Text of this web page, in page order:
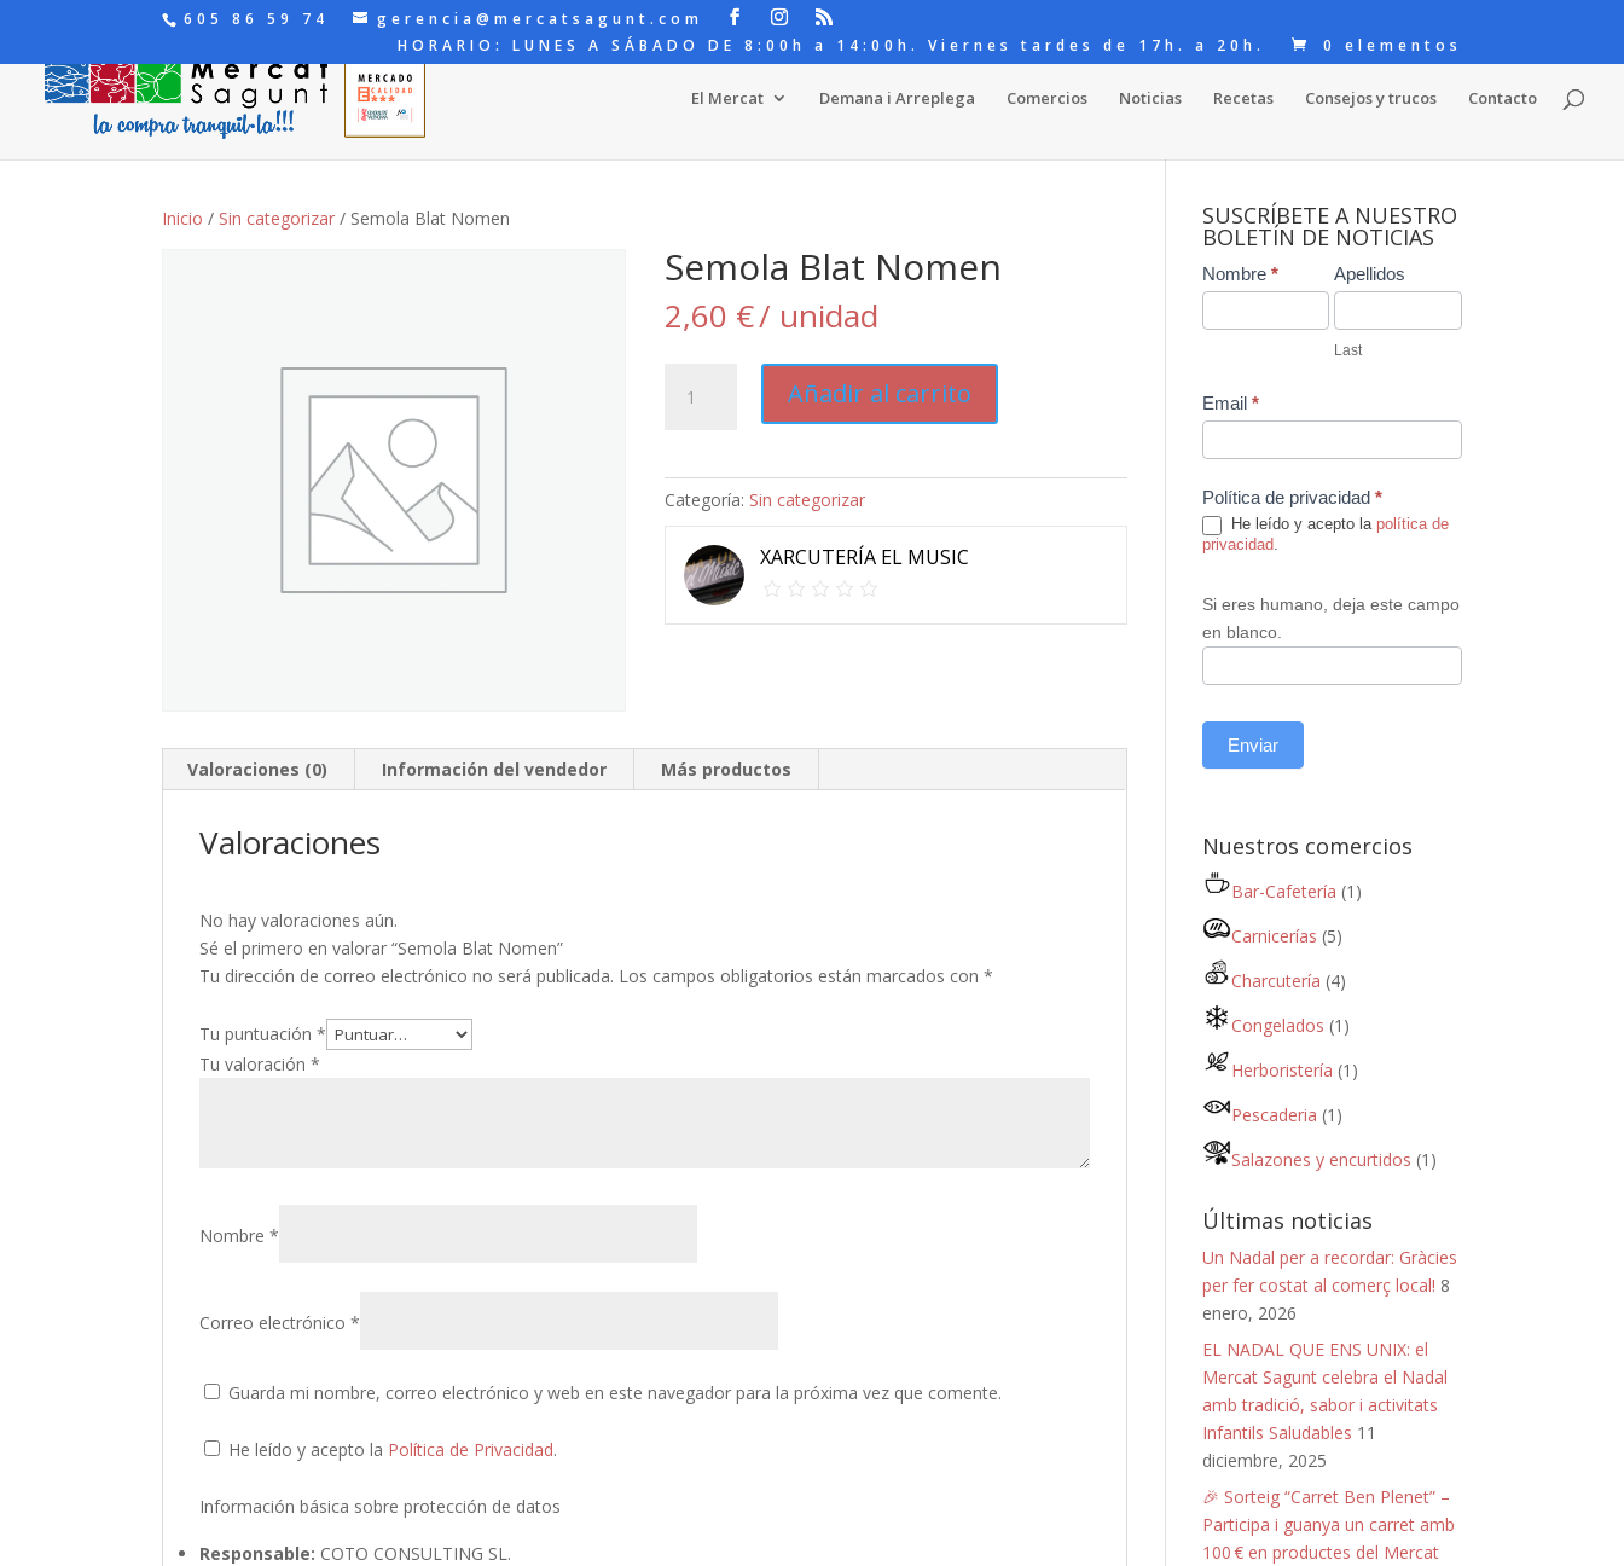
605 86 59 74
gerencia@mercatsagunt.com
HORARIO: LUNES A SÁBADO DE 8:00h a 14:00h. Viernes tardes de 17h. a 20h.
0 elementos
El Mercat Demana i Arreplega Comercios Noticias Recetas Consejos y trucos Contacto
Inicio / Sin categorizar / Semola Blat Nomen
Semola Blat Nomen
2,60 €/ unidad
Blat
Añadir al carrito
Categoría: Sin categorizar
XARCUTERÍA EL MUSIC
Valoraciones (0) Información del vendedor Más productos
Valoraciones
No hay valoraciones aún.
Sé el primero en valorar “Semola Blat Nomen”
Tu dirección de correo electrónico no será publicada. Los campos obligatorios están marcados con*
Tu puntuación*
Tu valoración*
Nombre*
Correo electrónico*
Guarda mi nombre, correo electrónico y web en este navegador para la próxima vez que comente.
He leído y acepto la Política de Privacidad.
Información básica sobre protección de datos
Responsable: COTO CONSULTING SL.
SUSCRÍBETE A NUESTRO
BOLETÍN DE NOTICIAS
Contact
Us
Nombre * Apellidos
Last
Email *
Política de privacidad *
He leído y acepto la política de
privacidad.
Si eres humano, deja este campo
en blanco.
Enviar
Nuestros comercios
Bar-Cafetería (1)
Carnicerías (5)
Charcutería (4)
Congelados (1)
Herboristería (1)
Pescaderia (1)
Salazones y encurtidos (1)
Últimas noticias
Un Nadal per a recordar: Gràcies
per fer costat al comerç local! 8
enero, 2026
EL NADAL QUE ENS UNIX: el
Mercat Sagunt celebra el Nadal
amb tradició, sabor i activitats
Infantils Saludables 11
diciembre, 2025
🎉 Sorteig “Carret Ben Plenet” –
Participa i guanya un carret amb
100 € en productes del Mercat